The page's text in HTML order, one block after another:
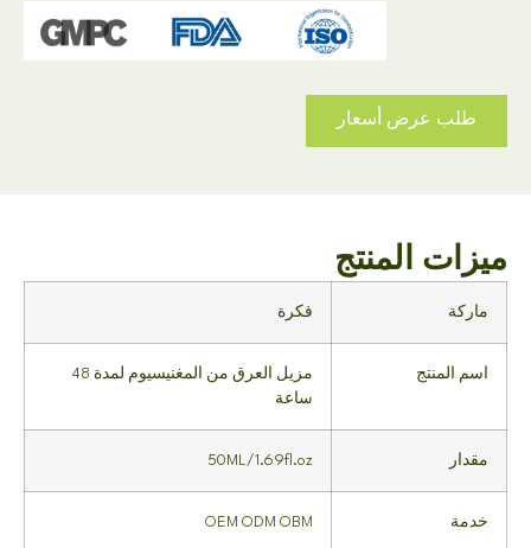
عرض أسعار
المنتج
مزيل العرق من المغنيسيوم لمدة 48
50ML/1.69fl.oz
OEM ODM OBM